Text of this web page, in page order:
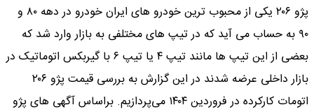
پژو ۲۰۶ یکی از محبوب ترین خودرو های ایران خودرو در دهه ۸۰ و
۹۰ به حساب می آید که در تیپ های مختلفی به بازار وارد شد که
بعضی از این تیپ ها مانند تیپ ۴ یا تیپ ۶ با گیربکس اتوماتیک در
بازار داخلی عرضه شدند در این گزارش به بررسی قیمت پژو ۲۰۶
اتومات کارکرده در فروردین ۱۴۰۴ می‌پردازیم. براساس آگهی های پژو